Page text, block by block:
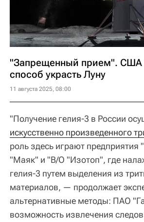
"Запрещенный прием". США
способ украсть Луну
11 августа 2025, 08:00
"Получение гелия-3 в России
искусственно произведенного
роль здесь играют
"Маяк" и "В/О "Изотоп", где
гелия-3 путем выделения из
материалов, — продолжает
альтернативные методы: ПАО
возможность извлечения